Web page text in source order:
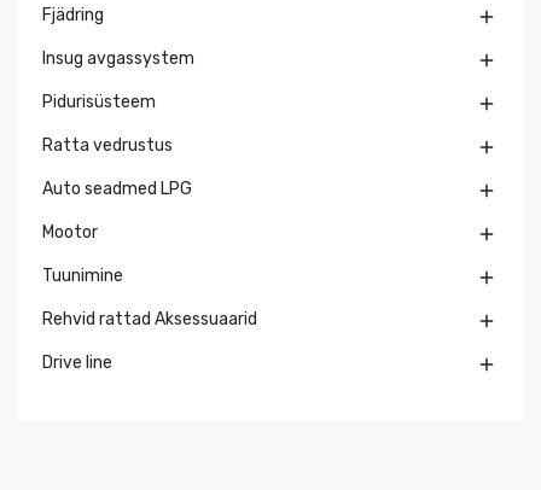
Fjädring 
Insug avgassystem 
Pidurisüsteem 
Ratta vedrustus 
Auto seadmed LPG 
Mootor 
Tuunimine 
Rehvid rattad Aksessuaarid 
Drive line 